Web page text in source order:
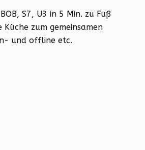
S7, U3 in 5 Min. zu Fuß
zum gemeinsamen
und offline etc.